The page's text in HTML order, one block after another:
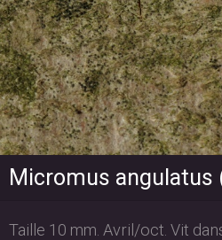
Micromus angulatus
Taille 10 mm. Avril/oct. Vit